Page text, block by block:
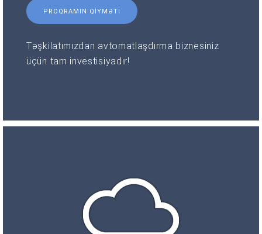
PROQRAMIN QIYMƏTI
Təşkilatımızdan avtomatlaşdırma biznesiniz
üçün tam investisiyadır!